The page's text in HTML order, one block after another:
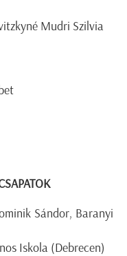
Mudri Szilvia
Sándor, Baranyi
Iskola (Debrecen)